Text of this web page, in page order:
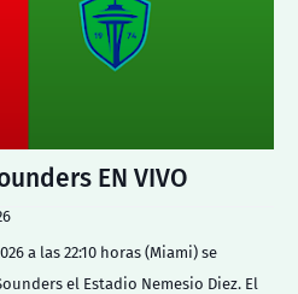
EN VIVO
a las 22:10 horas (Miami) se
el Estadio Nemesio Diez. El